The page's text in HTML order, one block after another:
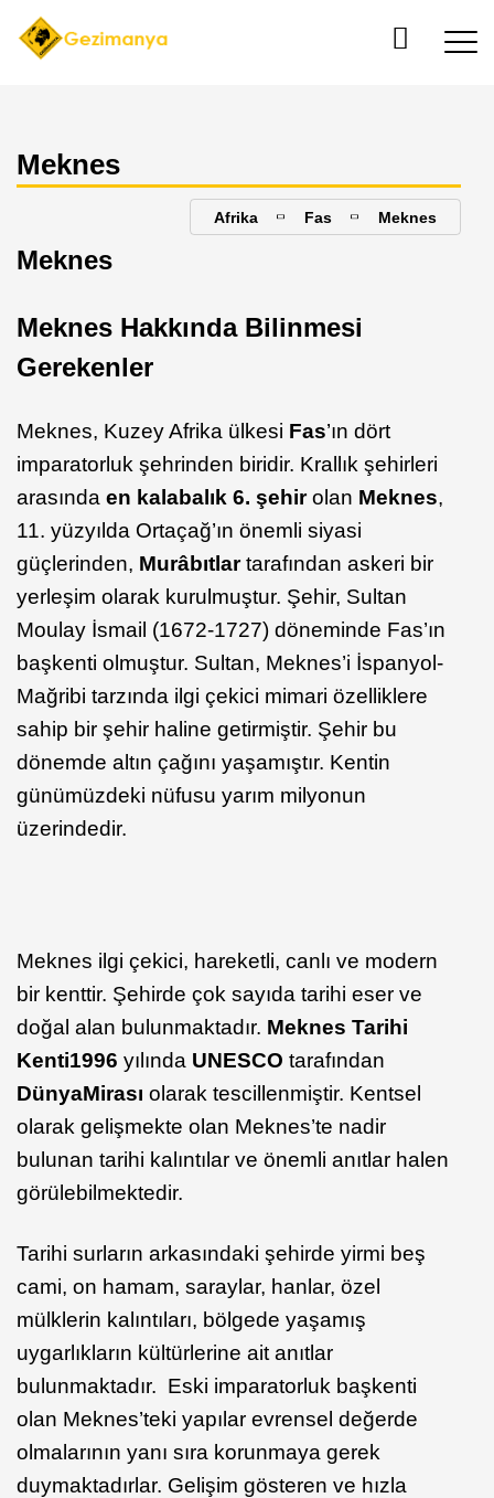
Meknes
Afrika Fas Meknes
Meknes
Meknes Hakkında Bilinmesi
Gerekenler
Meknes, Kuzey Afrika ülkesi Fas’ın dört
imparatorluk şehrinden biridir. Krallık şehirleri
arasında en kalabalık 6. şehirolan Meknes,
11. yüzyılda Ortaçağ’ın önemli siyasi
güçlerinden, Murâbıtlartarafından askeri bir
yerleşim olarak kurulmuştur. Şehir, Sultan
Moulay İsmail (1672-1727) döneminde Fas’ın
başkenti olmuştur. Sultan, Meknes’i İspanyol-
Mağribi tarzında ilgi çekici mimari özelliklere
sahip bir şehir haline getirmiştir. Şehir bu
dönemde altın çağını yaşamıştır. Kentin
günümüzdeki nüfusu yarım milyonun
üzerindedir.
Meknes ilgi çekici, hareketli, canlı ve modern
bir kenttir. Şehirde çok sayıda tarihi eser ve
doğal alan bulunmaktadır. Meknes Tarihi
Kenti1996 yılında UNESCO tarafından
DünyaMirası olarak tescillenmiştir. Kentsel
olarak gelişmekte olan Meknes’te nadir
bulunan tarihi kalıntılar ve önemli anıtlar halen
görülebilmektedir.
Tarihi surların arkasındaki şehirde yirmi beş
cami, on hamam, saraylar, hanlar, özel
mülklerin kalıntıları, bölgede yaşamış
uygarlıkların kültürlerine ait anıtlar
bulunmaktadır. Eski imparatorluk başkenti
olan Meknes’teki yapılar evrensel değerde
olmalarının yanı sıra korunmaya gerek
duymaktadırlar. Gelişim gösteren ve hızla